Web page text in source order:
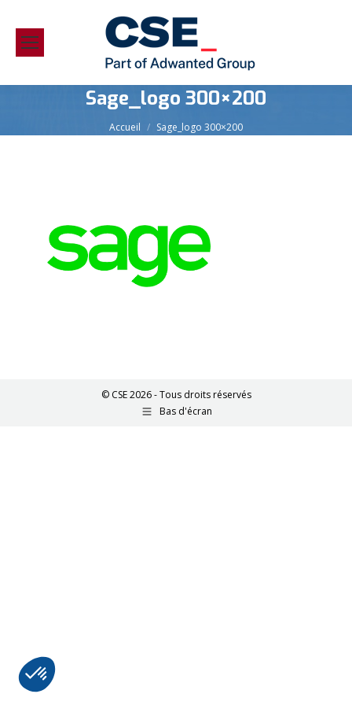
Sage_logo 300×200
Vous êtes ici :
Accueil Sage_logo 300×200
© CSE 2026 - Tous droits réservés
Bas d'écran